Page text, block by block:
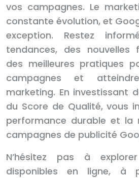
vos campagnes. Le
constante évolution, et
exception. Restez
tendances, des nouvelles
des meilleures pratiques
campagnes et
marketing. En investissant
du Score de Qualité, vous
performance durable et la
campagnes de publicité
N’hésitez pas à
disponibles en ligne, à